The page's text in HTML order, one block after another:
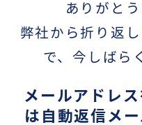
ありがと
弊社から折り返
で、今しばら
メールアドレ
は自動返信メ